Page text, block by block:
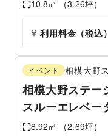
10.8㎡ （3.26坪）
利用料金（税込）
イベント 相模大野
相模大野ステー
スルーエレベー
8.92㎡ （2.69坪）